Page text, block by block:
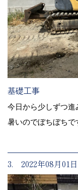
基礎工事
今日から少しずつ進
暑いのでぼちぼちで
3. 2022年08月01日